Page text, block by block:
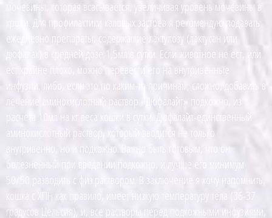
мочевины, которая всасывается, увеличивая уровень мочевины в
крови. Для профилактики каловых застоев я рекомендую подавать
ежедневно препараты, содержащие лактулозу (лактусан или
дюфалак) в средней дозе 1,5мл в сутки. Если животное не ест, или
ест крайне плохо, можно перевести его на внутривенные
инфузии, либо, если это по каким-то причинам, сложно, добавить в
лечение аминокислотный раствор «Дюфалайт» подкожно, из
расчёта 10мл на кг веса кошки в сутки. Дюфалайт-единственный
аминокислотный раствор, который вводится не только
внутривенно, но и подкожно. Важно быть готовым, что он
болезненный при введении подкожно, и лучше его минимум
50/50 разводить с физ.раствором. В заключение я хочу напомнить,
кошка с ХПН как правило, имеет низкую температуру тела (36-37
градусов Цельсия), и, все растворы перед подкожными инфузиями,